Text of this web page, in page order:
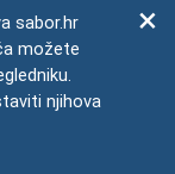
sabor.hr
možete
njihova